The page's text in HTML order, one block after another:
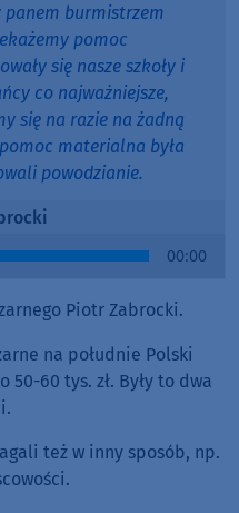
panem burmistrzem
pomoc
się nasze szkoły i
co najważniejsze,
się na razie na żadną
materialna była
powodzianie.
00:00
Piotr Zabrocki.
na południe Polski
50-60 tys. zł. Były to dwa
też w inny sposób, np.